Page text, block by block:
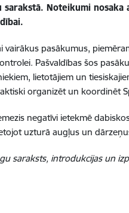
Noteikumi
vairākus pasākumus,
Pašvaldības šos
lietotājiem un
organizēt un koordinēt
negatīvi ietekmē
uzturā augļus un
saraksts, introdukcijas un